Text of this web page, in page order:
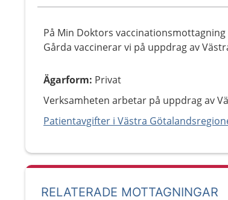
På Min Doktors
Gårda vaccinerar vi på uppdrag av
Ägarform: Privat
Verksamheten arbetar på uppdrag av
Patientavgifter i Västra
RELATERADE MOTTAGNINGAR